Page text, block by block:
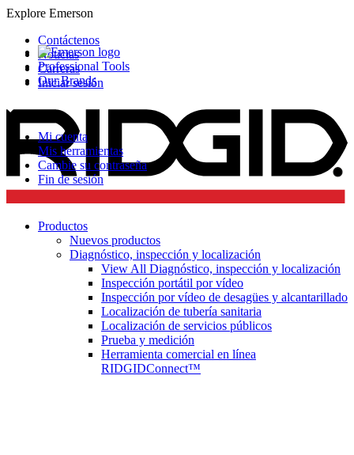
Explore Emerson
Professional Tools
Our Brands
Contáctenos
Noticias
Carreras
Iniciar sesión
Mi cuenta
Mis herramientas
Cambie su contraseña
Fin de sesión
Productos
Nuevos productos
Diagnóstico, inspección y localización
View All Diagnóstico, inspección y localización
Inspección portátil por vídeo
Inspección por vídeo de desagües y alcantarillado
Localización de tubería sanitaria
Localización de servicios públicos
Prueba y medición
Herramienta comercial en línea
RIDGIDConnect™